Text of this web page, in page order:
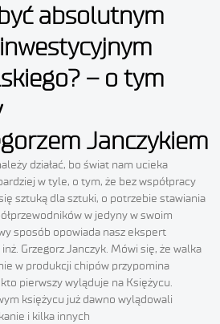
absolutnym
– o tym
Janczykiem
działać, bo świat nam ucieka
w tyle, o tym, że bez współpracy
sztuką dla sztuki, o potrzebie stawiania
w jedyny w swoim
sposób opowiada nasz ekspert
Grzegorz Janczyk. Mówi się, że walka
w produkcji chipów przypomina
pierwszy wyląduje na Księżycu.
księżycu już dawno wylądowali
i kilka innych